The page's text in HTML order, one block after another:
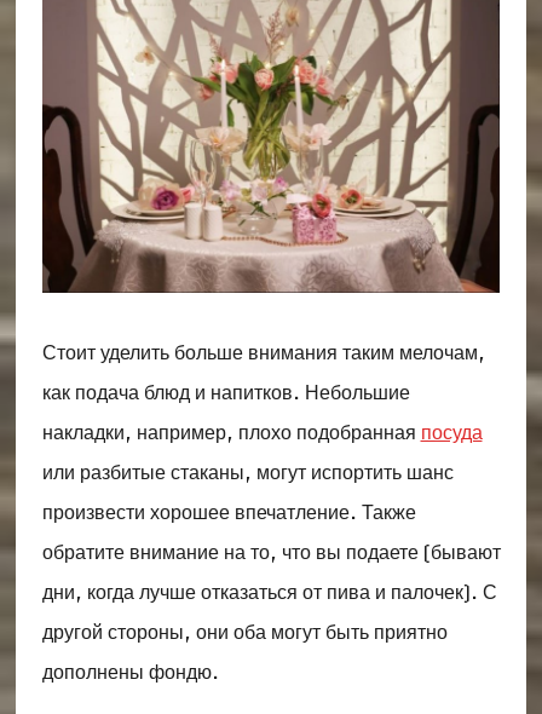
Стоит уделить больше внимания таким мелочам,
как подача блюд и напитков. Небольшие
накладки, например, плохо подобранная посуда
или разбитые стаканы, могут испортить шанс
произвести хорошее впечатление. Также
обратите внимание на то, что вы подаете (бывают
дни, когда лучше отказаться от пива и палочек). С
другой стороны, они оба могут быть приятно
дополнены фондю.